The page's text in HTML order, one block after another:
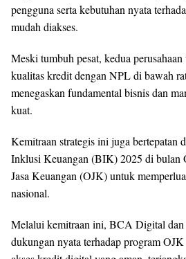
pengguna serta kebutuhan nyata
mudah diakses.
Meski tumbuh pesat, kedua
kualitas kredit dengan NPL di bawah
menegaskan fundamental bisnis dan
kuat.
Kemitraan strategis ini juga bertepatan
Inklusi Keuangan (BIK) 2025 di bulan
Jasa Keuangan (OJK) untuk
nasional.
Melalui kemitraan ini, BCA Digital
dukungan nyata terhadap program